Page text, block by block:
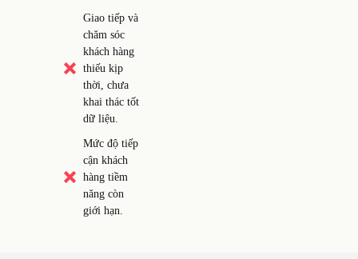
Giao tiếp và
chăm sóc
khách hàng
thiếu kịp
thời, chưa
khai thác tốt
dữ liệu.
Mức độ tiếp
cận khách
hàng tiềm
năng còn
giới hạn.